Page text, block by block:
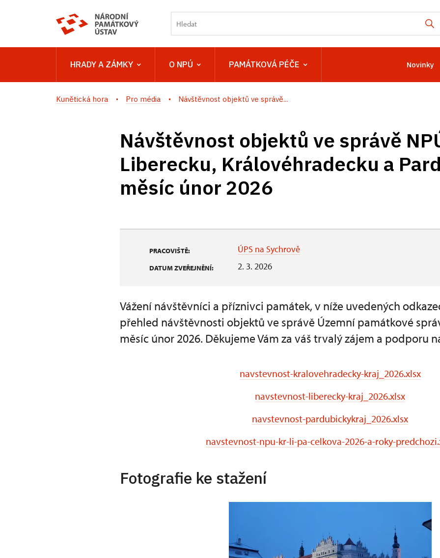
HRADY A ZÁMKY O NPÚ PAMÁTKOVÁ PÉČE Novinky
Kunětická hora Pro média Návštěvnost objektů ve správě...
Návštěvnost objektů ve správě
Liberecku, Královéhradecku a
měsíc únor 2026
PRACOVIŠTĚ: ÚPS na Sychrově
DATUM ZVEŘEJNĚNÍ: 2. 3. 2026
Vážení návštěvníci a příznivci památek, v níže uvedených
přehled návštěvnosti objektů ve správě Územní památkové
měsíc únor 2026. Děkujeme Vám za váš trvalý zájem a podporu
navstevnost-kralovehradecky-kraj_2026.xlsx
navstevnost-liberecky-kraj_2026.xlsx
navstevnost-pardubickykraj_2026.xlsx
navstevnost-npu-kr-li-pa-celkova-2026-a-roky-
Fotografie ke stažení